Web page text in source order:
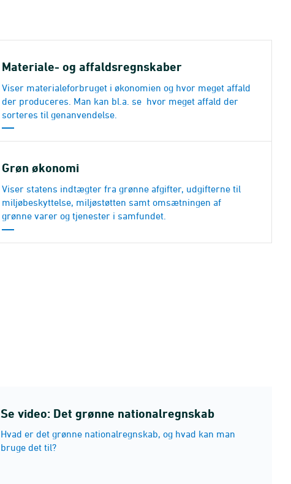
Materiale- og affaldsregnskaber
Viser materialeforbruget i økonomien og hvor meget affald
der produceres. Man kan bl.a. se hvor meget affald der
sorteres til genanvendelse.
Grøn økonomi
Viser statens indtægter fra grønne afgifter, udgifterne til
miljøbeskyttelse, miljøstøtten samt omsætningen af
grønne varer og tjenester i samfundet.
Se video: Det grønne nationalregnskab
Hvad er det grønne nationalregnskab, og hvad kan man
bruge det til?